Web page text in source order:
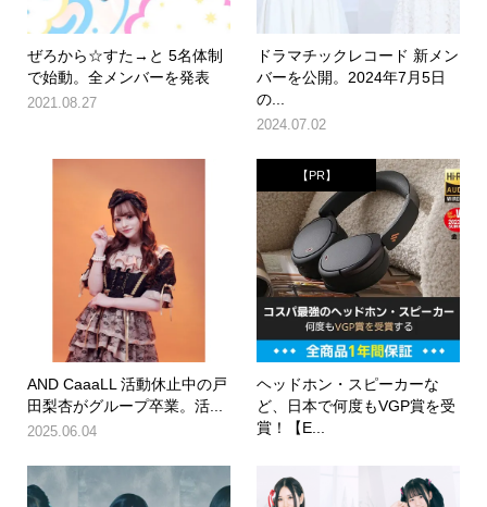
ぜろから☆すた→と 5名体制
で始動。全メンバーを発表
2021.08.27
ドラマチックレコード 新メン
バーを公開。2024年7月5日
の...
2024.07.02
AND CaaaLL 活動休止中の戸
田梨杏がグループ卒業。活...
2025.06.04
【PR】
ヘッドホン・スピーカーな
ど、日本で何度もVGP賞を受
賞！【E...